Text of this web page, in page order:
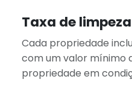
Taxa de limpeza
Cada propriedade
com um valor mínimo
propriedade em